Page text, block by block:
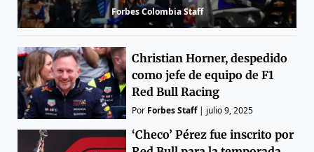
Forbes Colombia Staff
Christian Horner, despedido
como jefe de equipo de F1
Red Bull Racing
Por Forbes Staff| julio 9, 2025
‘Checo’ Pérez fue inscrito por